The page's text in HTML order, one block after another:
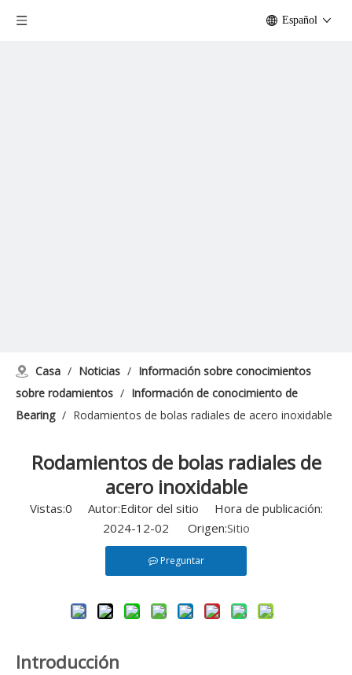
Español
Casa / Noticias / Información sobre conocimientos
sobre rodamientos / Información de conocimiento de
Bearing / Rodamientos de bolas radiales de acero inoxidable
Rodamientos de bolas radiales de
acero inoxidable
Vistas:0 Autor:Editor del sitio Hora de publicación:
2024-12-02 Origen:Sitio
Preguntar
Introducción